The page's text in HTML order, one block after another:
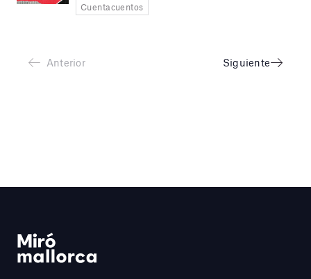
Cuentacuentos
Anterior Siguiente